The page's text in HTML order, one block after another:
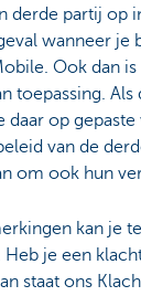
derde partij op
wanneer je
Ook dan
toepassing. Als
daar op
van de
om ook hun
kan je
Heb je een
staat ons